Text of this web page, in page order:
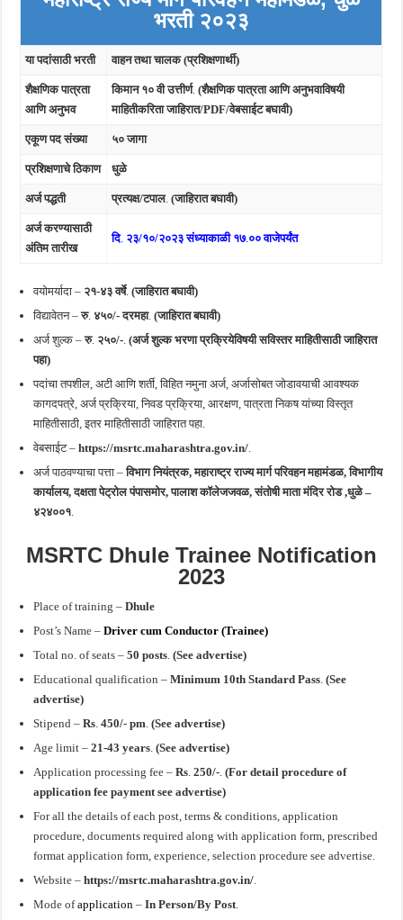
भरती २०२३
या पदांसाठी भरती वाहन तथा चालक (प्रशिक्षणार्थी)
शैक्षणिक पात्रता
आणि अनुभव
किमान १० वी उत्तीर्ण. (शैक्षणिक पात्रता आणि अनुभवाविषयी
माहितीकरिता जाहिरात/PDF/वेबसाईट बघावी)
एकूण पद संख्या ५० जागा
प्रशिक्षणाचे ठिकाण धुळे
अर्ज पद्धती प्रत्यक्ष/टपाल. (जाहिरात बघावी)
अर्ज करण्यासाठी
अंतिम तारीख
दि. २३/१०/२०२३ संध्याकाळी १७.०० वाजेपर्यंत
वयोमर्यादा – २१-४३ वर्षे.(जाहिरात बघावी)
विद्यावेतन –रु. ४५०/- दरमहा.(जाहिरात बघावी)
अर्ज शुल्क –रु. २५०/- .(अर्ज शुल्क भरणा प्रक्रियेविषयी सविस्तर माहितीसाठी जाहिरात
पहा)
पदांचा तपशील, अटी आणि शर्ती, विहित नमुना अर्ज, अर्जासोबत जोडावयाची आवश्यक
कागदपत्रे, अर्ज प्रक्रिया, निवड प्रक्रिया, आरक्षण, पात्रता निकष यांच्या विस्तृत
माहितीसाठी, इतर माहितीसाठी जाहिरात पहा.
वेबसाईट –https://msrtc.maharashtra.gov.in/
अर्ज पाठवण्याचा पत्ता –विभाग नियंत्रक, महाराष्ट्र राज्य मार्ग परिवहन महामंडळ,विभागीय
कार्यालय, दक्षता पेट्रोल पंपासमोर, पालाश कॉलेजजवळ, संतोषी माता मंदिर रोड ,धुळे –
४२४००१
MSRTC Dhule Trainee Notification
2023
Place of training –Dhule
Post’s Name –Driver cum Conductor (Trainee)
Total no. of seats –50 posts .(See advertise)
Educational qualification –Minimum 10th Standard Pass .(See
advertise)
Stipend – Rs .450/- pm .(See advertise)
Age limit –21-43 years .(See advertise)
Application processing fee –Rs .250/- .(For detail procedure of
application fee payment see advertise)
For all the details of each post, terms & conditions, application
procedure, documents required along with application form, prescribed
format application form, experience, selection procedure see advertise.
Website – https://msrtc.maharashtra.gov.in/
Mode ofapplication –In Person/By Post